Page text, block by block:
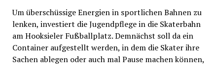
Um überschüssige Energien in sportlichen Bahnen zu
lenken, investiert die Jugendpflege in die Skaterbahn
am Hooksieler Fußballplatz. Demnächst soll da ein
Container aufgestellt werden, in dem die Skater ihre
Sachen ablegen oder auch mal Pause machen können,